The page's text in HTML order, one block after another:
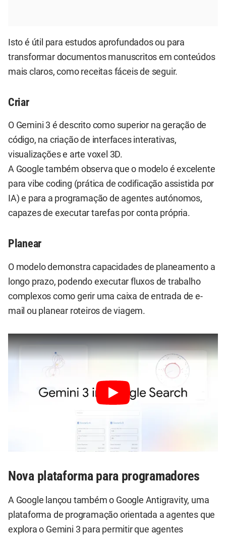
Isto é útil para estudos aprofundados ou para
transformar documentos manuscritos em conteúdos
mais claros, como receitas fáceis de seguir.
Criar
O Gemini 3 é descrito como superior na geração de
código, na criação de interfaces interativas,
visualizações e arte voxel 3D.
A Google também observa que o modelo é excelente
para vibe coding (prática de codificação assistida por
IA) e para a programação de agentes autónomos,
capazes de executar tarefas por conta própria.
Planear
O modelo demonstra capacidades de planeamento a
longo prazo, podendo executar fluxos de trabalho
complexos como gerir uma caixa de entrada de e-
mail ou planear roteiros de viagem.
Nova plataforma para programadores
A Google lançou também o Google Antigravity, uma
plataforma de programação orientada a agentes que
explora o Gemini 3 para permitir que agentes